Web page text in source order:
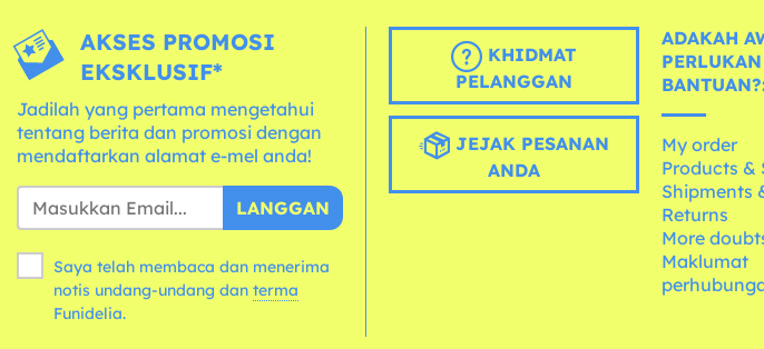
AKSES PROMOSI
EKSKLUSIF*
Jadilah yang pertama mengetahui
tentang berita dan promosi dengan
mendaftarkan alamat e-mel anda!
LANGGAN
Saya telah membaca dan menerima
notis undang-undang dan terma
Funidelia.
KHIDMAT
PELANGGAN
JEJAK PESANAN
ANDA
ADAKAH
PERLUKAN
My order
Products &
Shipments
Returns
More
Maklumat